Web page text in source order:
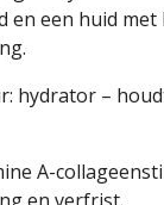
en een huid
hydrator –
A-